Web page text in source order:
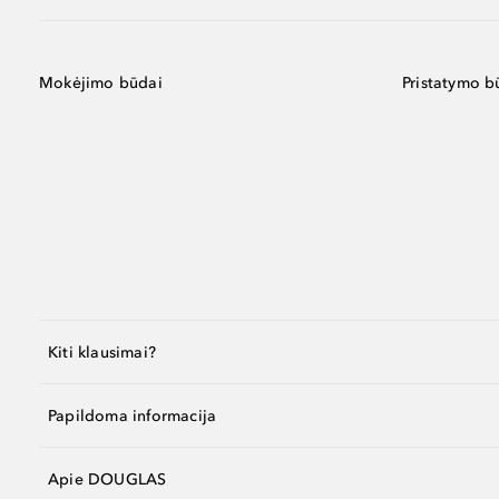
Mokėjimo būdai Pristatymo
Kiti klausimai?
Papildoma informacija
Apie DOUGLAS